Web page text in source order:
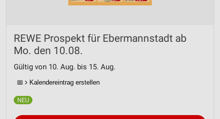
REWE Prospekt für Ebermannstadt ab
Mo. den 10.08.
Gültig von 10. Aug. bis 15. Aug.
📅 Kalendereintrag erstellen